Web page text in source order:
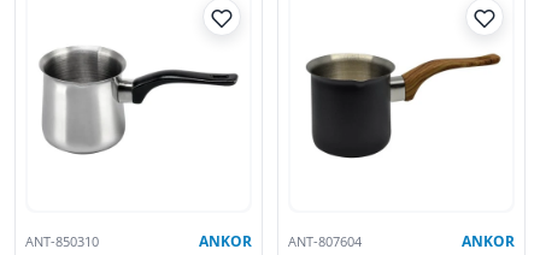
ANT-850310 ANKOR ANT-807604 ANKOR